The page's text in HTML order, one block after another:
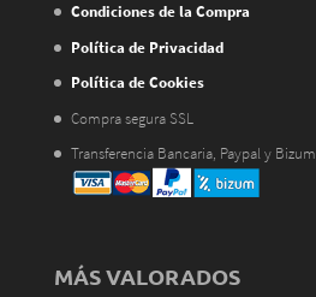
Condiciones de la Compra
Política de Privacidad
Política de Cookies
Compra segura SSL
Transferencia Bancaria, Paypal y Bizum
MÁS VALORADOS